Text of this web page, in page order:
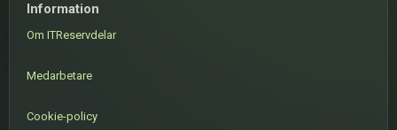
Information
Om ITReservdelar
Medarbetare
Cookie-policy